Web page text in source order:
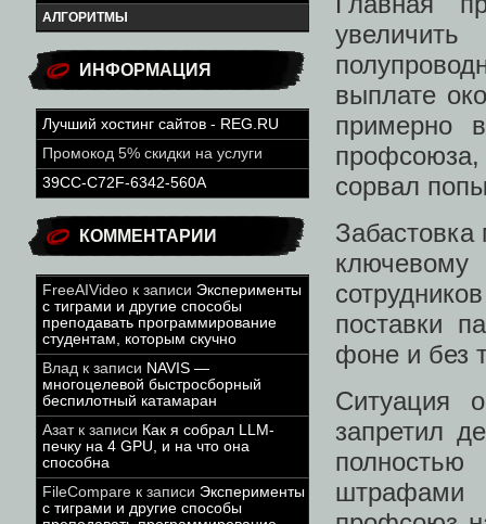
АЛГОРИТМЫ
ИНФОРМАЦИЯ
Лучший хостинг сайтов - REG.RU
Промокод 5% скидки на услуги
39CC-C72F-6342-560A
КОММЕНТАРИИ
FreeAIVideo к записи Эксперименты
с тиграми и другие способы
преподавать программирование
студентам, которым скучно
Влад к записи NAVIS —
многоцелевой быстросборный
беспилотный катамаран
Азатк записи Как я собрал LLM-
печку на 4 GPU, и на что она
способна
FileCompare к записи Эксперименты
с тиграми и другие способы
выплате
примерно
сорвал
поставки
фоне и без
Ситуация
запретил
полностью
штрафами